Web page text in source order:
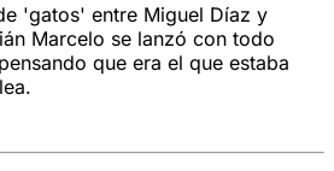
'gatos' entre Miguel Díaz y
Marcelo se lanzó con todo
que era el que estaba